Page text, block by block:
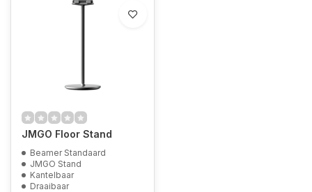
JMGO Floor Stand
Beamer Standaard
JMGO Stand
Kantelbaar
Draaibaar